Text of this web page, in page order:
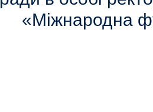
«Міжнародна